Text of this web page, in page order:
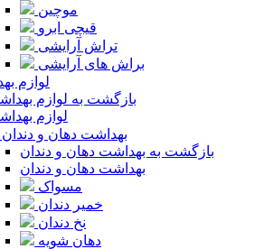
موچین
قیچی ابرو
تراش آرایشی
براش های آرایشی
لوازم
بازگشت به لوازم
لوازم
بهداشت دهان و دندان
بازگشت به بهداشت دهان و دندان
بهداشت دهان و دندان
مسواک
خمیر دندان
نخ دندان
دهان شویه